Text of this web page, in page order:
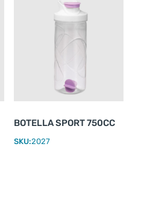
BOTELLA SPORT 750CC
SKU:2027